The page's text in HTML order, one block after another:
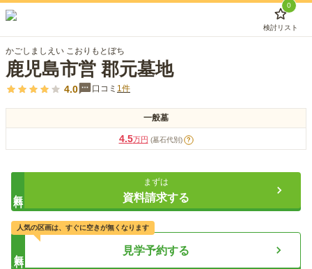
0
検討リスト
かごしましえい こおりもとぼち
鹿児島市営 郡元墓地
4.0 口コミ 1件
一般墓
4.5万円 (墓石代別) ?
まずは
資料請求する
見学予約する
人気の区画は、すぐに空きが無くなります